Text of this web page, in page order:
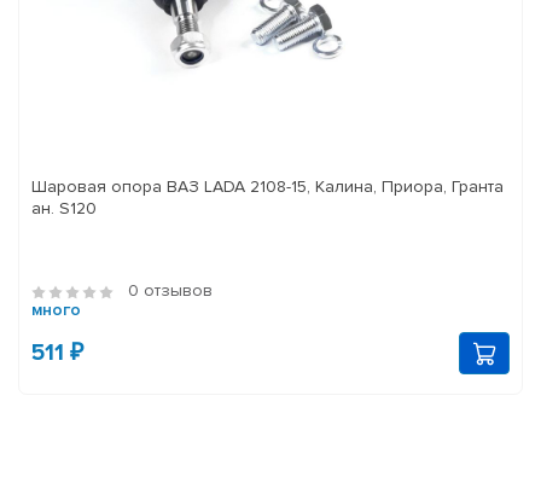
Шаровая опора ВАЗ LADA 2108-15, Калина, Приора, Гранта
ан. S120
0 отзывов
много
511 ₽